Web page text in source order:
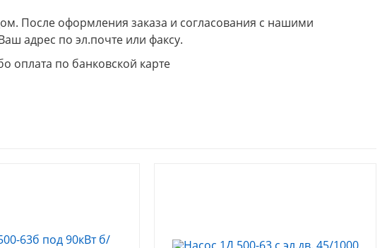
После оформления заказа и согласования с нашими
адрес по эл.почте или факсу.
оплата по банковской карте